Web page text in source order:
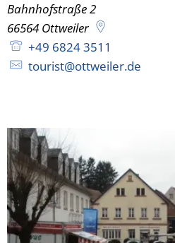
Bahnhofstraße 2
66564 Ottweiler
+49 6824 3511
tourist@ottweiler.de